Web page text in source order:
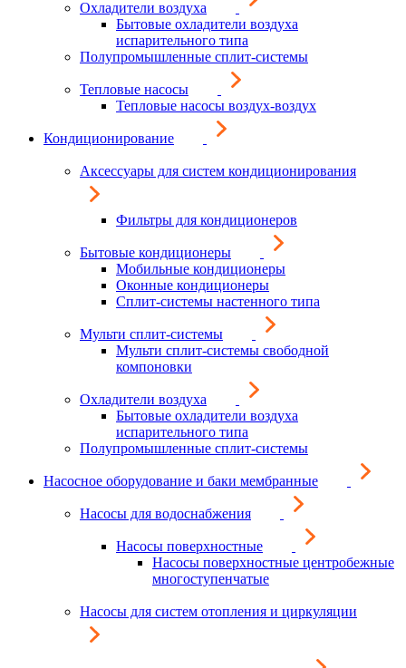
Охладители воздуха
Бытовые охладители воздуха
испарительного типа
Полупромышленные сплит-системы
Тепловые насосы
Тепловые насосы воздух-воздух
Кондиционирование
Аксессуары для систем кондиционирования
Фильтры для кондиционеров
Бытовые кондиционеры
Мобильные кондиционеры
Оконные кондиционеры
Сплит-системы настенного типа
Мульти сплит-системы
Мульти сплит-системы свободной
компоновки
Охладители воздуха
Бытовые охладители воздуха
испарительного типа
Полупромышленные сплит-системы
Насосное оборудование и баки мембранные
Насосы для водоснабжения
Насосы поверхностные
Насосы поверхностные центробежные
многоступенчатые
Насосы для систем отопления и циркуляции